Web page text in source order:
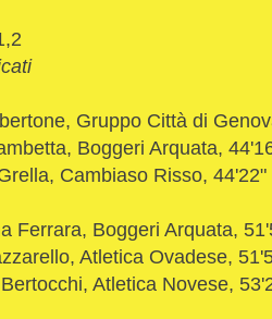
Gruppo Città di
Boggeri Arquata,
Cambiaso Risso, 44'22"
Ferrara, Boggeri Arquata,
Atletica Ovadese,
Atletica Novese,